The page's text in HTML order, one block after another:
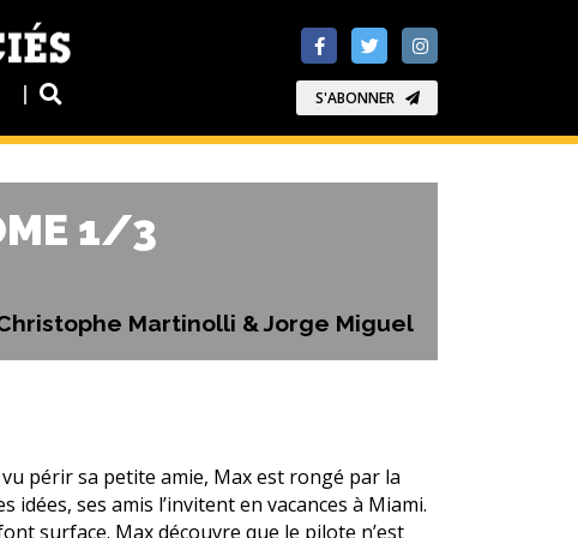
S'ABONNER
1/3
Martinolli & Jorge Miguel
périr sa petite amie, Max est rongé par la
ses amis l’invitent en vacances à Miami.
surface. Max découvre que le pilote n’est